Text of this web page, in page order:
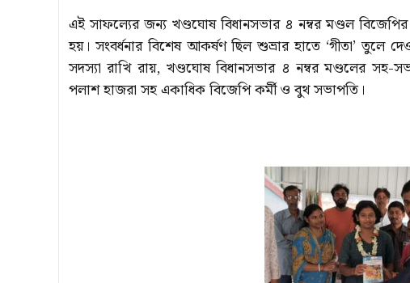
এই সাফল্যের জন্য খণ্ডঘোষ বিধানসভার ৪ নম্বর মণ্ডল
হয়। সংবর্ধনার বিশেষ আকর্ষণ ছিল শুভ্রার হাতে ‘গীতা’ তুলে
সদস্যা রাখি রায়, খণ্ডঘোষ বিধানসভার ৪ নম্বর মণ্ডলের
পলাশ হাজরা সহ একাধিক বিজেপি কর্মী ও বুথ সভাপতি।